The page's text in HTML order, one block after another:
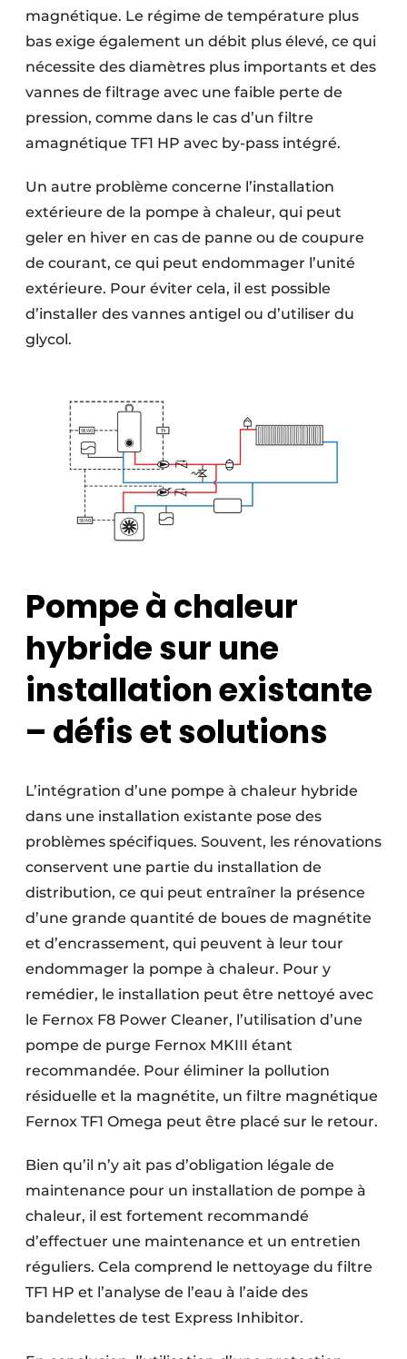
magnétique. Le régime de température plus
bas exige également un débit plus élevé, ce qui
nécessite des diamètres plus importants et des
vannes de filtrage avec une faible perte de
pression, comme dans le cas d’un filtre
amagnétique TF1 HP avec by-pass intégré.
Un autre problème concerne l’installation
extérieure de la pompe à chaleur, qui peut
geler en hiver en cas de panne ou de coupure
de courant, ce qui peut endommager l’unité
extérieure. Pour éviter cela, il est possible
d’installer des vannes antigel ou d’utiliser du
glycol.
Pompe à chaleur
hybride sur une
installation existante
– défis et solutions
L’intégration d’une pompe à chaleur hybride
dans une installation existante pose des
problèmes spécifiques. Souvent, les rénovations
conservent une partie du installation de
distribution, ce qui peut entraîner la présence
d’une grande quantité de boues de magnétite
et d’encrassement, qui peuvent à leur tour
endommager la pompe à chaleur. Pour y
remédier, le installation peut être nettoyé avec
le Fernox F8 Power Cleaner, l’utilisation d’une
pompe de purge Fernox MKIII étant
recommandée. Pour éliminer la pollution
résiduelle et la magnétite, un filtre magnétique
Fernox TF1 Omega peut être placé sur le retour.
Bien qu’il n’y ait pas d’obligation légale de
maintenance pour un installation de pompe à
chaleur, il est fortement recommandé
d’effectuer une maintenance et un entretien
réguliers. Cela comprend le nettoyage du filtre
TF1 HP et l’analyse de l’eau à l’aide des
bandelettes de test Express Inhibitor.